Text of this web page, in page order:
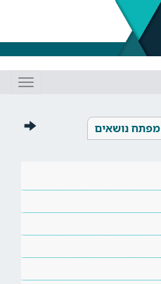
מפתח נושאים